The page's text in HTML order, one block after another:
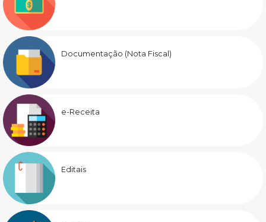
Documentação (Nota Fiscal)
e-Receita
Editais